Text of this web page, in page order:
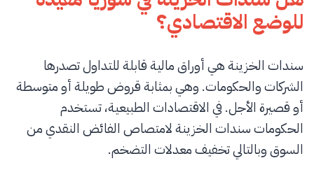
للوضع الاقتصادي؟
سندات الخزينة هي أوراق مالية قابلة للتداول تصدرها
الشركات والحكومات. وهي بمثابة قروض طويلة أو متوسطة
أو قصيرة الأجل. في الاقتصادات الطبيعية، تستخدم
الحكومات سندات الخزينة لامتصاص الفائض النقدي من
السوق وبالتالي تخفيف معدلات التضخم.